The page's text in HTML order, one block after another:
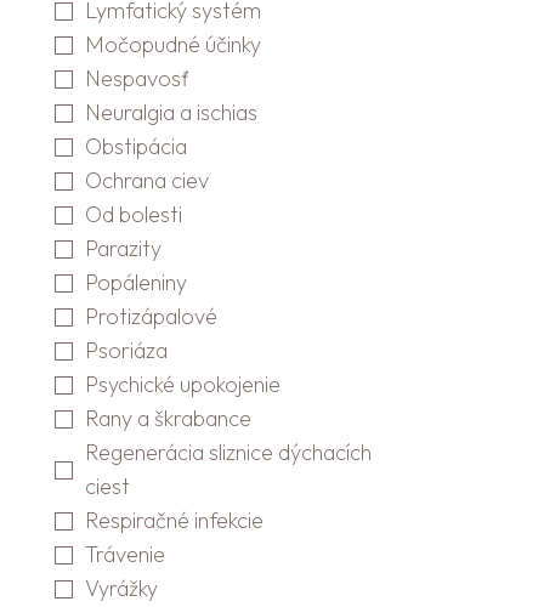
Lymfatický systém
Močopudné účinky
Nespavosť
Neuralgia a ischias
Obstipácia
Ochrana ciev
Od bolesti
Parazity
Popáleniny
Protizápalové
Psoriáza
Psychické upokojenie
Rany a škrabance
Regenerácia sliznice dýchacích
ciest
Respiračné infekcie
Trávenie
Vyrážky